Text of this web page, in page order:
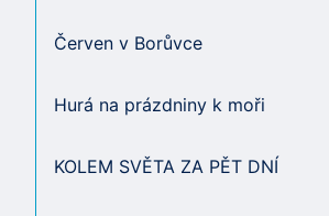
Červen v Borůvce
Hurá na prázdniny k moři
KOLEM SVĚTA ZA PĚT DNÍ